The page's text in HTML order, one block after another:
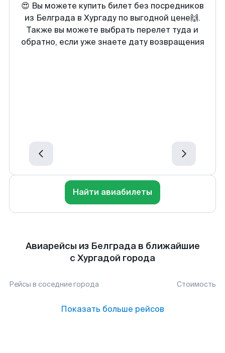
😍 Вы можете купить билет без посредников
из Белграда в Хургаду по выгодной цене🙌.
Также вы можете выбрать перелет туда и
обратно, если уже знаете дату возвращения
Найти авиабилеты
Авиарейсы из Белграда в ближайшие
с Хургадой города
Рейсы в соседние города Стоимость
Показать больше рейсов